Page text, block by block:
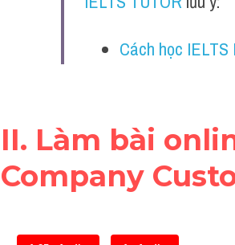
Cách học
II. Làm bài
Company